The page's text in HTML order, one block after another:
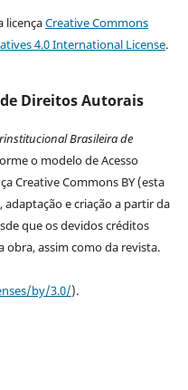
licençaCreative Commons
4.0 International License.
Direitos Autorais
Brasileira de
o modelo de Acesso
Creative Commons BY (esta
e criação a partir da
que os devidos créditos
obra, assim como da revista.
by/3.0/).